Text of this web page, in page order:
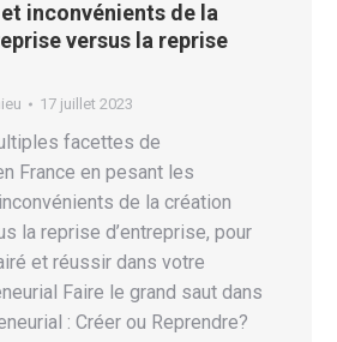
inconvénients de la
versus la reprise
17 juillet 2023
facettes de
France en pesant les
de la création
la reprise d’entreprise, pour
et réussir dans votre
Faire le grand saut dans
: Créer ou Reprendre?